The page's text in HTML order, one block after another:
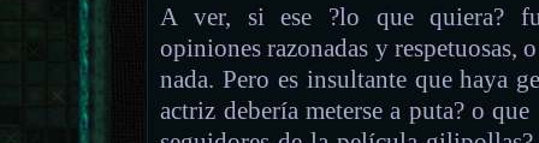
A ver, si ese ?lo que quiera?
opiniones razonadas y respetuosas,
nada. Pero es insultante que haya
actriz debería meterse a puta? o